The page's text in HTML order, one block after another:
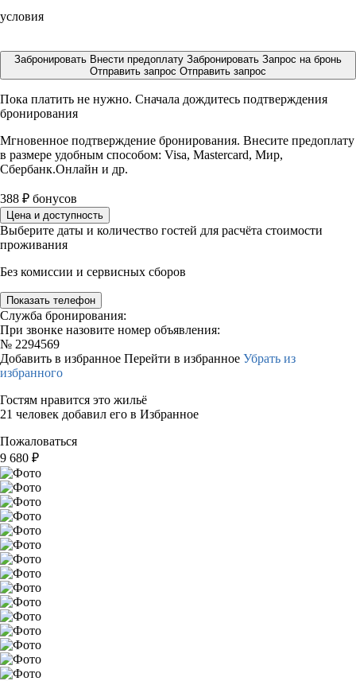
условия
Забронировать Внести предоплату Забронировать Запрос на бронь
Отправить запрос Отправить запрос
Пока платить не нужно. Сначала дождитесь подтверждения
бронирования
Мгновенное подтверждение бронирования. Внесите предоплату
в размере удобным способом: Visa, Mastercard, Мир,
Сбербанк.Онлайн и др.
388 ₽ бонусов
Цена и доступность
Выберите даты и количество гостей для расчёта стоимости
проживания
Без комиссии и сервисных сборов
Показать телефон
Служба бронирования:
При звонке назовите номер объявления:
№ 2294569
Добавить в избранное Перейти в избранное Убрать из
избранного
Гостям нравится это жильё
21 человек добавил его в Избранное
Пожаловаться
9 680 ₽